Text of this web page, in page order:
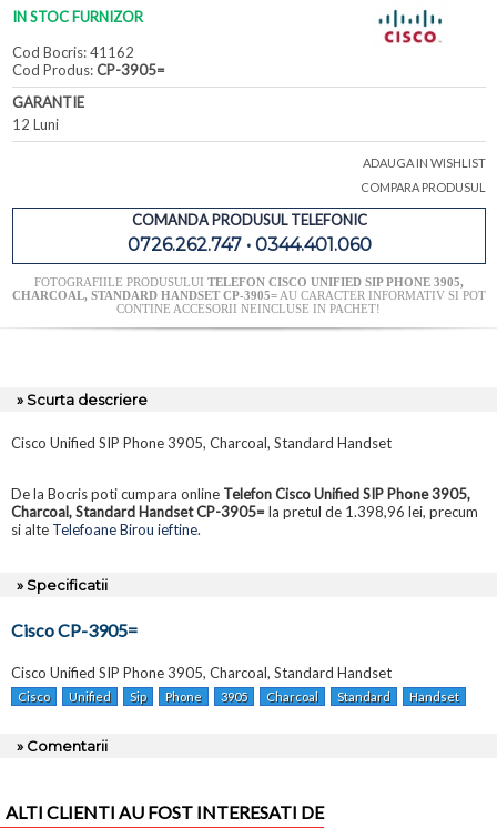
IN STOC FURNIZOR
Cod Bocris: 41162
Cod Produs:CP-3905=
GARANTIE
12 Luni
ADAUGA IN WISHLIST
COMPARA PRODUSUL
COMANDA PRODUSUL TELEFONIC
0726.262.747 • 0344.401.060
FOTOGRAFIILE PRODUSULUI TELEFON CISCO UNIFIED SIP PHONE 3905,
CHARCOAL, STANDARD HANDSET CP-3905=AU CARACTER INFORMATIV SI POT
CONTINE ACCESORII NEINCLUSE IN PACHET!
» Scurta descriere
Cisco Unified SIP Phone 3905, Charcoal, Standard Handset
De la Bocris poti cumpara online Telefon Cisco Unified SIP Phone 3905,
Charcoal, Standard Handset CP-3905= la pretul de 1.398,96 lei, precum
si alte Telefoane Birou ieftine.
» Specificatii
Cisco CP-3905=
Cisco Unified SIP Phone 3905, Charcoal, Standard Handset
Cisco Unified Sip Phone 3905 Charcoal Standard Handset
» Comentarii
ALTI CLIENTI AU FOST INTERESATI DE